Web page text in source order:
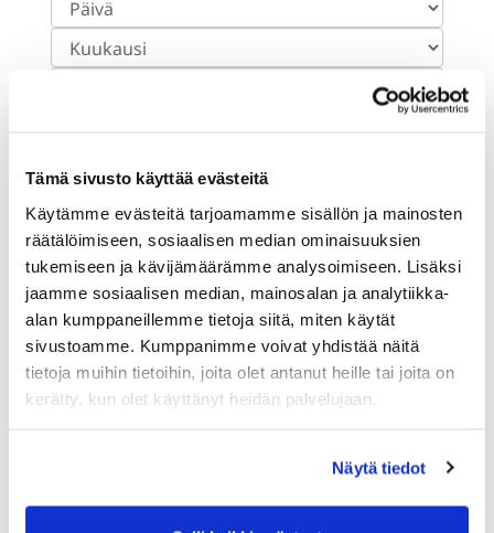
Tämä sivusto käyttää evästeitä
Käytämme evästeitä tarjoamamme sisällön ja mainosten
räätälöimiseen, sosiaalisen median ominaisuuksien
tukemiseen ja kävijämäärämme analysoimiseen. Lisäksi
jaamme sosiaalisen median, mainosalan ja analytiikka-
alan kumppaneillemme tietoja siitä, miten käytät
sivustoamme. Kumppanimme voivat yhdistää näitä
tietoja muihin tietoihin, joita olet antanut heille tai joita on
kerätty, kun olet käyttänyt heidän palvelujaan.
Näytä tiedot
Rekisteröidy
Haluan tilata Karelia Golf uutiskirjeen
Olen lukenut tietosuojaselosteenja
hyväksyn henkilötietojeni käsittelyn (*)
(*) Tieto on pakollinen